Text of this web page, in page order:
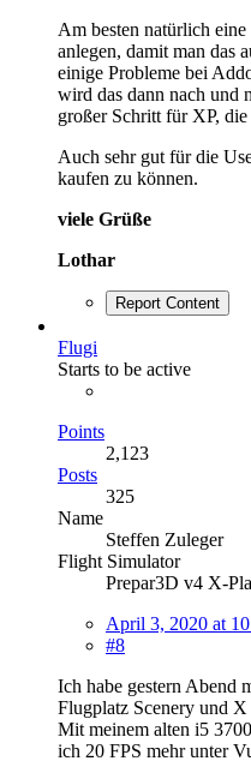
Am besten natürlich
anlegen, damit man das
einige Probleme bei
wird das dann nach und
großer Schritt für XP,
Auch sehr gut für die
kaufen zu können.
viele Grüße
Lothar
Report Content
Flugi
Starts to be active
Points
2,123
Posts
325
Name
Steffen Zuleger
Flight Simulator
Prepar3D v4 X-
April 3, 2020 at
#8
Ich habe gestern Abend
Flugplatz Scenery und
Mit meinem alten i5
ich 20 FPS mehr unter